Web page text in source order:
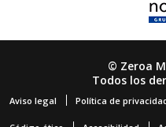
© Zeroa
Todos los
Aviso legal Política de